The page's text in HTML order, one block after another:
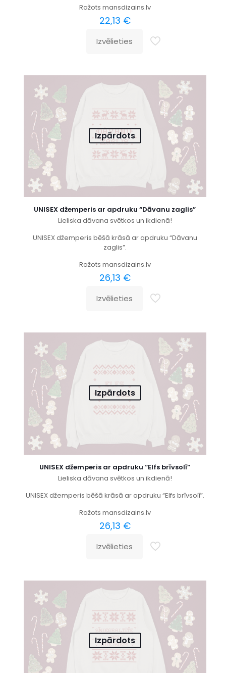
Ražots mansdizains.lv
22,13 €
Izvēlieties
Izpārdots
UNISEX džemperis ar apdruku “Dāvanu zaglis”
Lieliska dāvana svētkos un ikdienā!
UNISEX džemperis bēšā krāsā ar apdruku “Dāvanu
zaglis”.
Ražots mansdizains.lv
26,13 €
Izvēlieties
Izpārdots
UNISEX džemperis ar apdruku “Elfs brīvsolī”
Lieliska dāvana svētkos un ikdienā!
UNISEX džemperis bēšā krāsā ar apdruku “Elfs brīvsolī”.
Ražots mansdizains.lv
26,13 €
Izvēlieties
Izpārdots